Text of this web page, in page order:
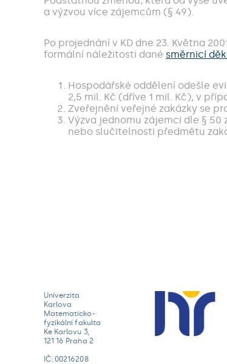
a výzvou více zájemcům (§ 49).
Po projednání v KD dne 23. Května
formální náležitosti dané směrnicí
Hospodářské oddělení odešle
2,5 mil. Kč (dříve 1 mil. Kč), v
Zveřejnění veřejné zakázky se
Výzva jednomu zájemci dle §
nebo slučitelnosti předmětu
Univerzita
Karlova
Matematicko-
fyzikální fakulta
Ke Karlovu 3,
121 16 Praha 2
IČ: 00216208